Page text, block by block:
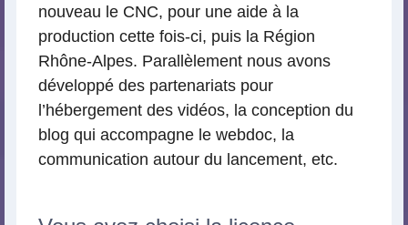
nouveau le CNC, pour une aide à la
production cette fois-ci, puis la Région
Rhône-Alpes. Parallèlement nous avons
développé des partenariats pour
l’hébergement des vidéos, la conception du
blog qui accompagne le webdoc, la
communication autour du lancement, etc.